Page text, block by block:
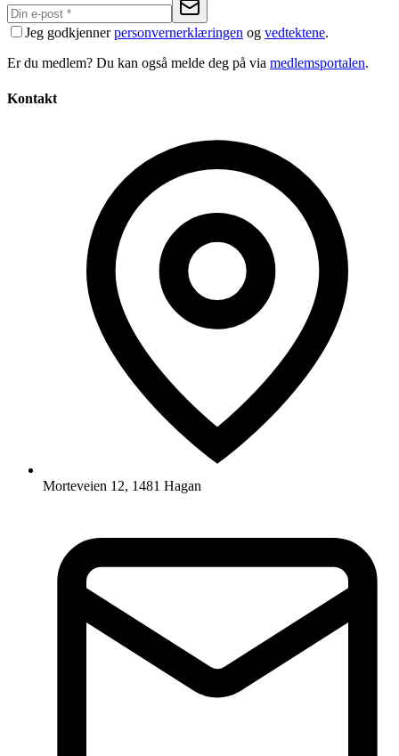
Jeg godkjenner personvernerklæringen og vedtektene.
Er du medlem? Du kan også melde deg på via medlemsportalen.
Kontakt
Morteveien 12, 1481 Hagan